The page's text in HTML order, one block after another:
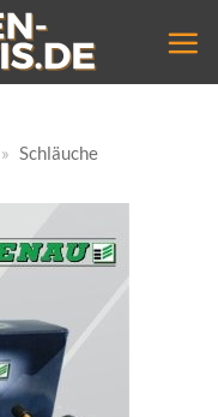
» Schläuche